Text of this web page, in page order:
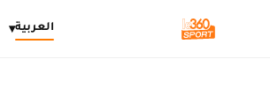
العربية▾